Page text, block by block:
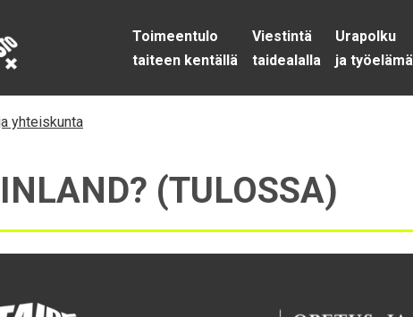
Toimeentulo
taiteen kentällä
Viestintä
taidealalla
Urapolku
ja työelämä
yhteiskunta
(TULOSSA)